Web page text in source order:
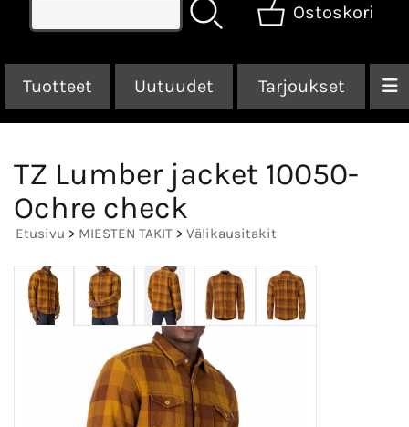
Ostoskori
Tuotteet Uutuudet Tarjoukset
TZ Lumber jacket 10050-
Ochre check
Etusivu > MIESTEN TAKIT > Välikausitakit